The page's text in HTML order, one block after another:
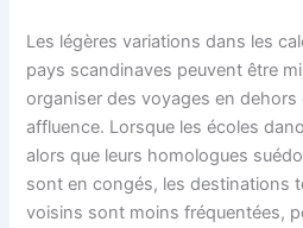
Les légères variations dans les
pays scandinaves peuvent être
organiser des voyages en
affluence. Lorsque les écoles
alors que leurs homologues
sont en congés, les destinations
voisins sont moins fréquentées,